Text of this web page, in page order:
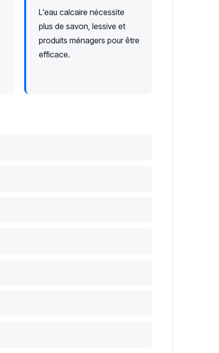
L'eau calcaire nécessite
plus de savon, lessive et
produits ménagers pour être
efficace.